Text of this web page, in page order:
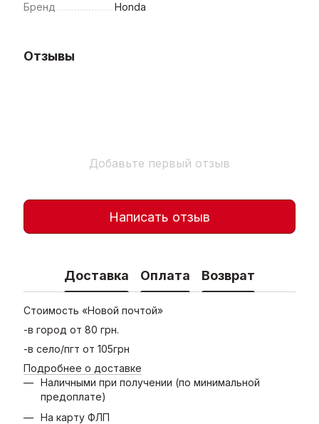
Бренд Honda
Отзывы
Добавьте первый отзыв
Написать отзыв
Доставка Оплата Возврат
Стоимость «Новой почтой»
-в город от 80 грн.
-в село/пгт от 105грн
Подробнее о доставке
Наличными при получении (по минимальной
предоплате)
На карту ФЛП